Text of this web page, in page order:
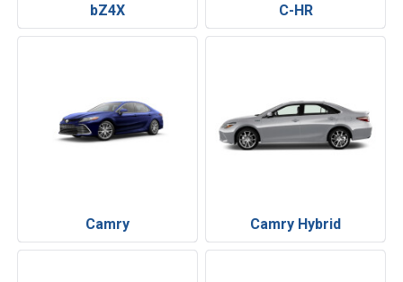
bZ4X C-HR
Camry Camry Hybrid